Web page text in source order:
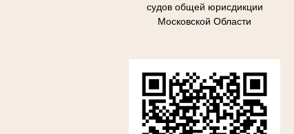
судов общей юрисдикции
Московской Области